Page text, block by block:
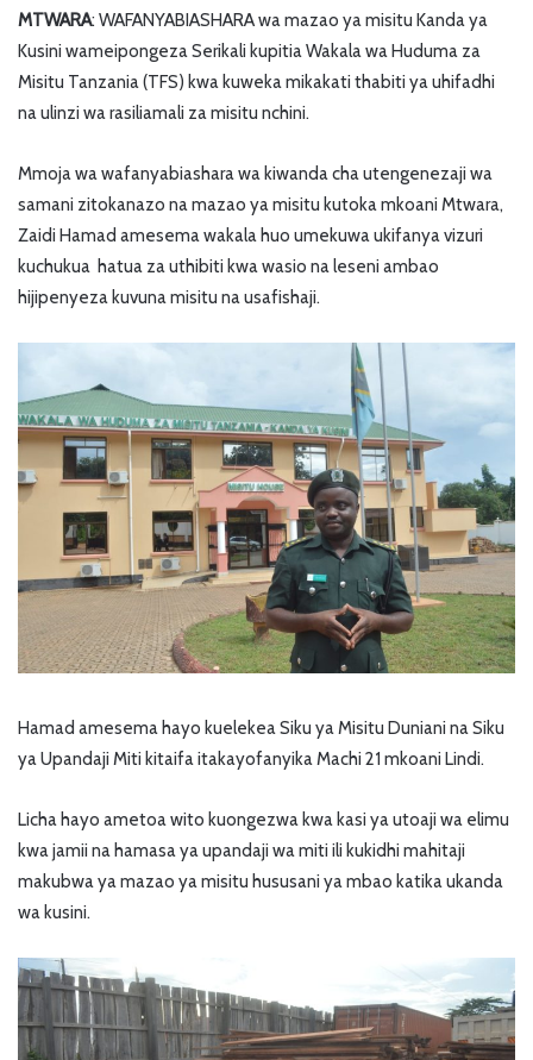
MTWARA: WAFANYABIASHARA wa mazao ya misitu Kanda ya
Kusini wameipongeza Serikali kupitia Wakala wa Huduma za
Misitu Tanzania (TFS) kwa kuweka mikakati thabiti ya uhifadhi
na ulinzi wa rasiliamali za misitu nchini.
Mmoja wa wafanyabiashara wa kiwanda cha utengenezaji wa
samani zitokanazo na mazao ya misitu kutoka mkoani Mtwara,
Zaidi Hamad amesema wakala huo umekuwa ukifanya vizuri
kuchukua hatua za uthibiti kwa wasio na leseni ambao
hijipenyeza kuvuna misitu na usafishaji.
Hamad amesema hayo kuelekea Siku ya Misitu Duniani na Siku
ya Upandaji Miti kitaifa itakayofanyika Machi 21 mkoani Lindi.
Licha hayo ametoa wito kuongezwa kwa kasi ya utoaji wa elimu
kwa jamii na hamasa ya upandaji wa miti ili kukidhi mahitaji
makubwa ya mazao ya misitu hususani ya mbao katika ukanda
wa kusini.